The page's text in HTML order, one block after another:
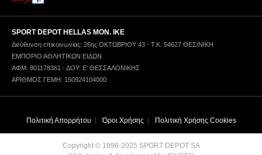
SPORT DEPOT HELLAS ΜΟΝ. ΙΚΕ
Διεύθυνση επικοινωνίας: 26ης ΟΚΤΩΒΡΙΟΥ 43 - Τ.Κ. 54627 ΘΕΣ/ΝΙΚΗ
ΕΜΠΟΡΙΟ ΑΘΛΗΤΙΚΩΝ ΕΙΔΩΝ
ΑΦΜ: 801178361 - ΔΟΥ: Ε' ΘΕΣΣΑΛΟΝΙΚΗΣ
ΑΡΙΘΜΟΣ ΓΕΜΗ: 150924104000
Πολιτική Απορρήτου Όροι Χρήσης Πολιτική Χρήσης Cookies
Copyright © 1996-2025 SPORT DEPOT SA